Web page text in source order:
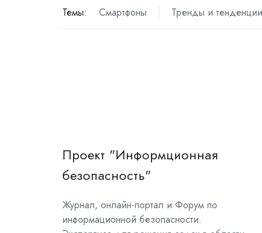
Темы: Смартфоны Тренды и тенденции
Проект "Информционная
безопасность"
Журнал, онлайн-портал и Форум по
информационной безопасности.